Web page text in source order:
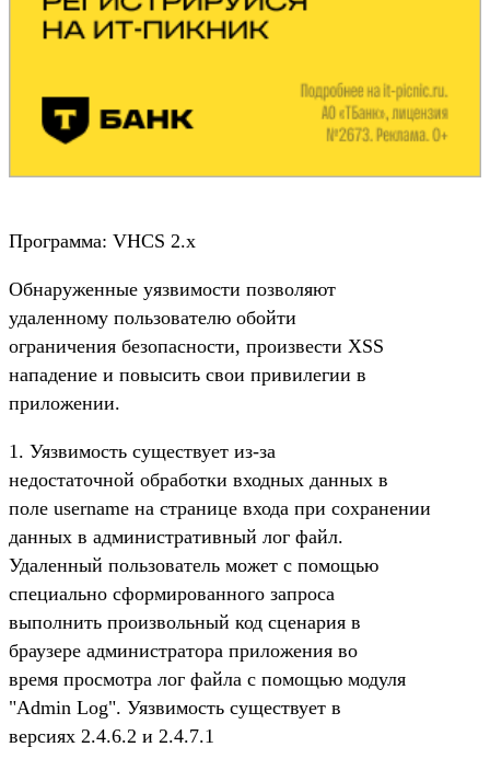
Программа: VHCS 2.x
Обнаруженные уязвимости позволяют
удаленному пользователю обойти
ограничения безопасности, произвести XSS
нападение и повысить свои привилегии в
приложении.
1. Уязвимость существует из-за
недостаточной обработки входных данных в
поле username на странице входа при сохранении
данных в административный лог файл.
Удаленный пользователь может с помощью
специально сформированного запроса
выполнить произвольный код сценария в
браузере администратора приложения во
время просмотра лог файла с помощью модуля
"Admin Log". Уязвимость существует в
версиях 2.4.6.2 и 2.4.7.1